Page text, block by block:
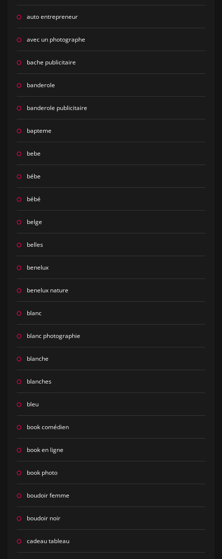
auto entrepreneur
avec un photographe
bache publicitaire
banderole
banderole publicitaire
bapteme
bebe
bébe
bébé
belge
belles
benelux
benelux nature
blanc
blanc photographie
blanche
blanches
bleu
book comédien
book en ligne
book photo
boudoir femme
boudoir noir
cadeau tableau